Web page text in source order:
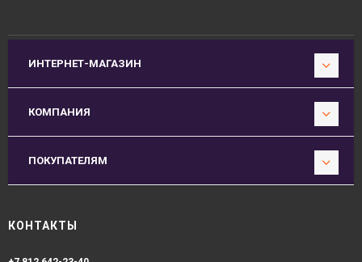
ИНТЕРНЕТ-МАГАЗИН
КОМПАНИЯ
ПОКУПАТЕЛЯМ
КОНТАКТЫ